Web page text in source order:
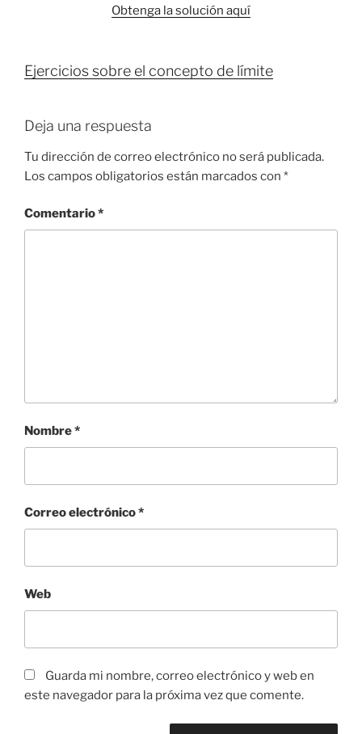
Obtenga la solución aquí
Ejercicios sobre el concepto de límite
Deja una respuesta
Tu dirección de correo electrónico no será publicada.
Los campos obligatorios están marcados con *
Comentario*
Nombre*
Correo electrónico*
Web
Guarda mi nombre, correo electrónico y web en
este navegador para la próxima vez que comente.